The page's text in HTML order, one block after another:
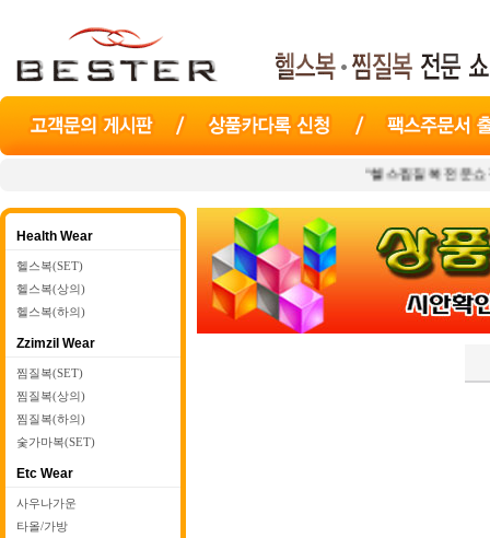
"헬스찜질복 전문쇼핑몰
Health Wear
헬스복(SET)
헬스복(상의)
헬스복(하의)
Zzimzil Wear
찜질복(SET)
찜질복(상의)
찜질복(하의)
숯가마복(SET)
Etc Wear
사우나가운
타올/가방